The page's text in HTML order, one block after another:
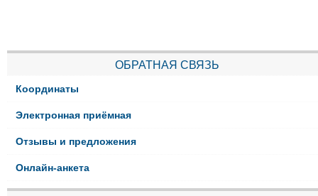
ОБРАТНАЯ СВЯЗЬ
Координаты
Электронная приёмная
Отзывы и предложения
Онлайн-анкета